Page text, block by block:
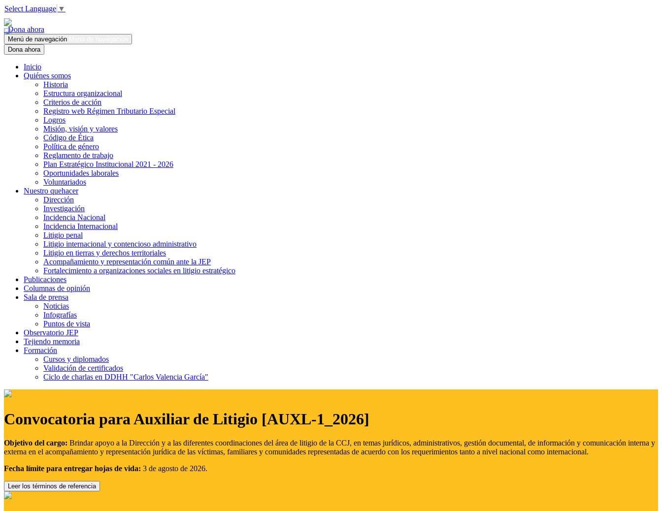
Select Language ▼
Dona ahora
Menú de navegación
Dona ahora
Inicio
Quiénes somos
Historia
Estructura organizacional
Criterios de acción
Registro web Régimen Tributario Especial
Logros
Misión, visión y valores
Código de Ética
Política de género
Reglamento de trabajo
Plan Estratégico Institucional 2021 - 2026
Oportunidades laborales
Voluntariados
Nuestro quehacer
Dirección
Investigación
Incidencia Nacional
Incidencia Internacional
Litigio penal
Litigio internacional y contencioso administrativo
Litigio en tierras y derechos territoriales
Acompañamiento y representación común ante la JEP
Fortalecimiento a organizaciones sociales en litigio estratégico
Publicaciones
Columnas de opinión
Sala de prensa
Noticias
Infografías
Puntos de vista
Observatorio JEP
Tejiendo memoria
Formación
Cursos y diplomados
Validación de certificados
Ciclo de charlas en DDHH "Carlos Valencia García"
Convocatoria para Auxiliar de Litigio [AUXL-1_2026]
Objetivo del cargo: Brindar apoyo a la Dirección y a las diferentes coordinaciones del área de litigio de la CCJ, en temas jurídicos, administrativos, gestión documental, de información y comunicación interna y
externa en el acompañamiento y representación jurídica de las víctimas, familiares y comunidades representadas de acuerdo con los requerimientos tanto a nivel nacional como internacional.
Fecha límite para entregar hojas de vida: 3 de agosto de 2026.
Leer los términos de referencia